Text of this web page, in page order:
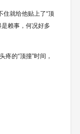
住就给他贴上了“顶
赖事，何况好多
的“顶撞”时间，